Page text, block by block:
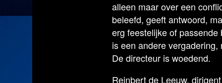
alleen maar over een
beleefd, geeft antwoord,
erg feestelijke of
is een andere
De directeur is woedend.
Reinbert de Leeuw,